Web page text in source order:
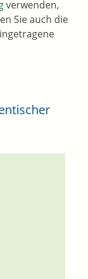
verwenden,
Sie auch die